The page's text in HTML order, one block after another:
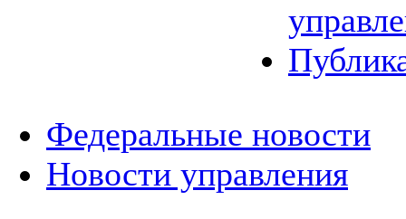
Федеральные новости
Новости управления